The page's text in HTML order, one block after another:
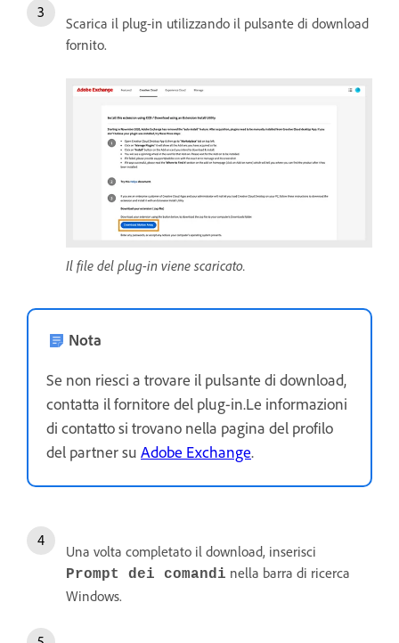
Scarica il plug-in utilizzando il pulsante di download
fornito.
Il file del plug-in viene scaricato.
Nota
Se non riesci a trovare il pulsante di download,
contatta il fornitore del plug-in.Le informazioni
di contatto si trovano nella pagina del profilo
del partner su Adobe Exchange.
Una volta completato il download, inserisci
Prompt dei comandi nella barra di ricerca
Windows.